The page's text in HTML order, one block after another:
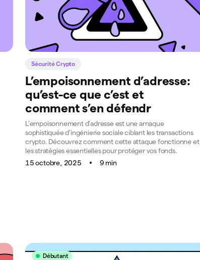
Sécurité Crypto
L’empoisonnement d’adresse:
qu’est-ce que c’est et
comment s’en défendr
L'empoisonnement d'adresse est une arnaque
sophistiquée d'ingénierie sociale ciblant les transactions
crypto. Découvrez comment cette attaque fonctionne et
les stratégies essentielles pour protéger vos fonds.
15 octobre, 2025
9 min
Débutant